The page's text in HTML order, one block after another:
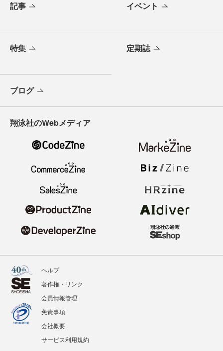
記事 イベント
特集 定期誌
ブログ
翔泳社のWebメディア
ヘルプ
著作権・リンク
会員情報管理
免責事項
会社概要
サービス利用規約